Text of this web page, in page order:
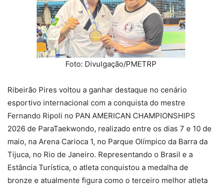
Foto: Divulgação/PMETRP
Ribeirão Pires voltou a ganhar destaque no cenário
esportivo internacional com a conquista do mestre
Fernando Ripoli no PAN AMERICAN CHAMPIONSHIPS
2026 de ParaTaekwondo, realizado entre os dias 7 e 10 de
maio, na Arena Carioca 1, no Parque Olímpico da Barra da
Tijuca, no Rio de Janeiro. Representando o Brasil e a
Estância Turística, o atleta conquistou a medalha de
bronze e atualmente figura como o terceiro melhor atleta